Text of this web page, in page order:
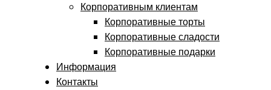
Корпоративным клиентам
Корпоративные торты
Корпоративные сладости
Корпоративные подарки
Информация
Контакты